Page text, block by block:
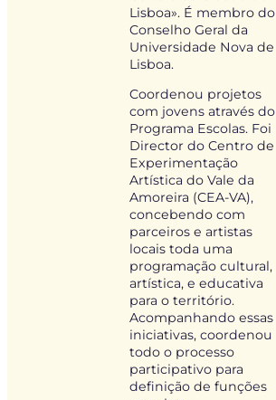
Lisboa». É membro do
Conselho Geral da
Universidade Nova de
Lisboa.
Coordenou projetos
com jovens através do
Programa Escolas. Foi
Director do Centro de
Experimentação
Artística do Vale da
Amoreira (CEA-VA),
concebendo com
parceiros e artistas
locais toda uma
programação cultural,
artística, e educativa
para o território.
Acompanhando essas
iniciativas, coordenou
todo o processo
participativo para
definição de funções